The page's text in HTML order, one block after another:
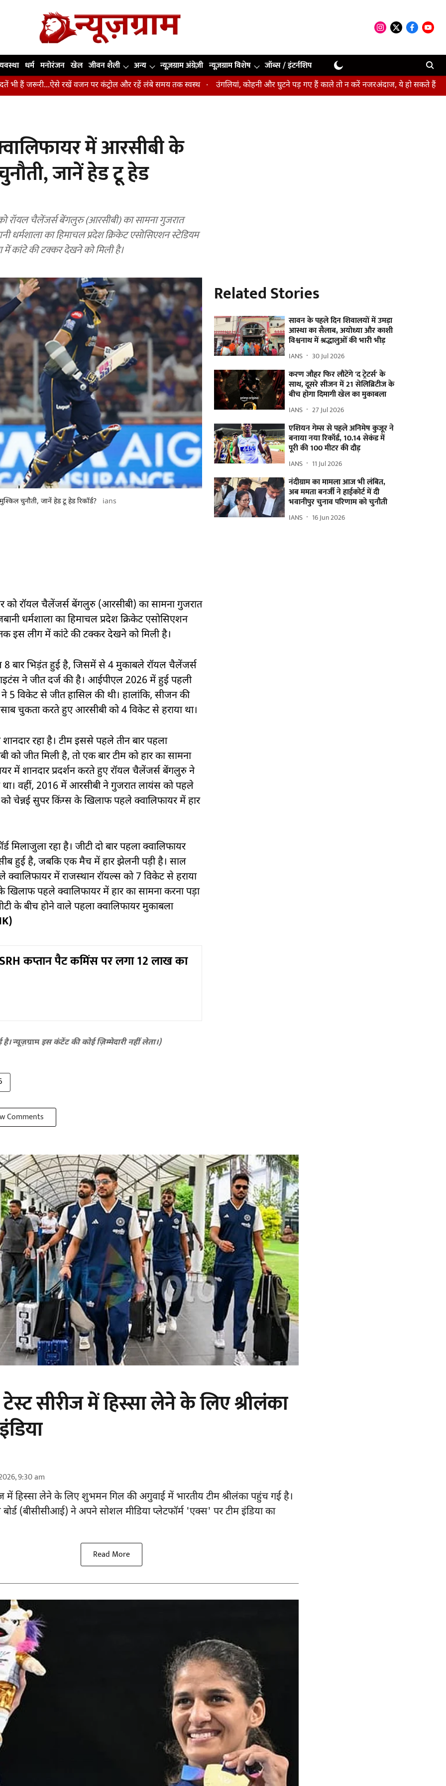
धर्म मनोरंजन खेल जीवन शैली अन्य न्यूज़ग्राम अंग्रेज़ी न्यूज़ग्राम विशेष जॉब्स / इंटर्नशिप
रखें वजन पर कंट्रोल और रहें लंबे समय तक स्वस्थ उंगलियां, कोहनी और घुटने पड़ गए हैं काले तो न करें नजरअंदाज, ये हो सकते हैं संकेत
में आरसीबी के
जानें हेड टू हेड
रॉयल चैलेंजर्स बेंगलुरु (आरसीबी) का सामना गुजरात
धर्मशाला का हिमाचल प्रदेश क्रिकेट एसोसिएशन स्टेडियम
कांटे की टक्कर देखने को मिली है।
चुनौती, जानें हेड टू हेड रिकॉर्ड? ians
रॉयल चैलेंजर्स बेंगलुरु (आरसीबी) का सामना गुजरात
धर्मशाला का हिमाचल प्रदेश क्रिकेट एसोसिएशन
इस लीग में कांटे की टक्कर देखने को मिली है।
बार भिड़ंत हुई है, जिसमें से 4 मुकाबले रॉयल चैलेंजर्स
ने जीत दर्ज की है। आईपीएल 2026 में हुई पहली
5 विकेट से जीत हासिल की थी। हालांकि, सीजन की
चुकता करते हुए आरसीबी को 4 विकेट से हराया था।
रहा है। टीम इससे पहले तीन बार पहला
जीत मिली है, तो एक बार टीम को हार का सामना
में शानदार प्रदर्शन करते हुए रॉयल चैलेंजर्स बेंगलुरु ने
वहीं, 2016 में आरसीबी ने गुजरात लायंस को पहले
को चेन्नई सुपर किंग्स के खिलाफ पहले क्वालिफायर में हार
मिलाजुला रहा है। जीटी दो बार पहला क्वालिफायर
हुई है, जबकि एक मैच में हार झेलनी पड़ी है। साल
क्वालिफायर में राजस्थान रॉयल्स को 7 विकेट से हराया
खिलाफ पहले क्वालिफायर में हार का सामना करना पड़ा
के बीच होने वाले पहला क्वालिफायर मुकाबला
कप्तान पैट कमिंस पर लगा 12 लाख का
है।न्यूज़ग्रामइस कंटेंट की कोई ज़िम्मेदारी नहीं लेता।)
Comments
Related Stories
सावन के पहले दिन शिवालयों में उमड़ा
आस्था का सैलाब, अयोध्या और काशी
विश्वनाथ में श्रद्धालुओं की भारी भीड़
IANS 30 Jul 2026
करण जौहर फिर लौटेंगे 'द ट्रेटर्स' के
साथ, दूसरे सीजन में 21 सेलिब्रिटीज के
बीच होगा दिमागी खेल का मुकाबला
IANS 27 Jul 2026
एशियन गेम्स से पहले अनिमेष कुजूर ने
बनाया नया रिकॉर्ड, 10.14 सेकंड में
पूरी की 100 मीटर की दौड़
IANS 11 Jul 2026
नंदीग्राम का मामला आज भी लंबित,
अब ममता बनर्जी ने हाईकोर्ट में दी
भवानीपुर चुनाव परिणाम को चुनौती
IANS 16 Jun 2026
सीरीज में हिस्सा लेने के लिए श्रीलंका
9:30 am
में हिस्सा लेने के लिए शुभमन गिल की अगुवाई में भारतीय टीम श्रीलंका पहुंच गई है।
बोर्ड (बीसीसीआई) ने अपने सोशल मीडिया प्लेटफॉर्म 'एक्स' पर टीम इंडिया का
Read More